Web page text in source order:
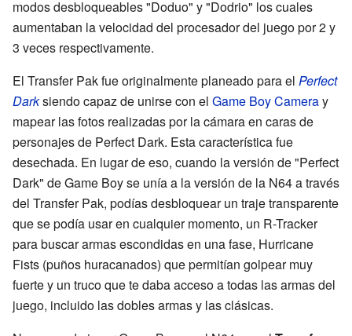
modos desbloqueables "Doduo" y "Dodrio" los cuales
aumentaban la velocidad del procesador del juego por 2 y
3 veces respectivamente.
El Transfer Pak fue originalmente planeado para el Perfect
Darksiendo capaz de unirse con el Game Boy Cameray
mapear las fotos realizadas por la cámara en caras de
personajes de Perfect Dark. Esta característica fue
desechada. En lugar de eso, cuando la versión de "Perfect
Dark" de Game Boy se unía a la versión de la N64 a través
del Transfer Pak, podías desbloquear un traje transparente
que se podía usar en cualquier momento, un R-Tracker
para buscar armas escondidas en una fase, Hurricane
Fists (puños huracanados) que permitían golpear muy
fuerte y un truco que te daba acceso a todas las armas del
juego, incluido las dobles armas y las clásicas.